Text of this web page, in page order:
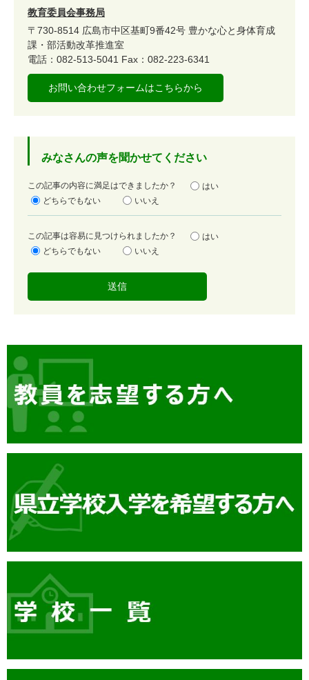
教育委員会事務局
〒730-8514 広島市中区基町9番42号 豊かな心と身体育成
課・部活動改革推進室
電話：082-513-5041 Fax：082-223-6341
お問い合わせフォームはこちらから
みなさんの声を聞かせてください
満
足
この記事の内容に満足はできましたか？
はい
どちらでもない
いいえ
容
易
この記事は容易に見つけられましたか？
はい
どちらでもない
いいえ